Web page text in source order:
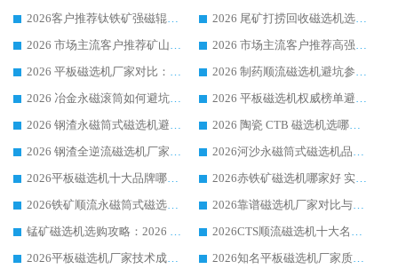
2026客户推荐钛铁矿强磁辊式磁选机，临朐靠谱生产厂家华体会手机网页版-华体会(中国) 详解
2026 尾矿打捞回收磁选机选购 主流市场推荐实力生产厂家
2026 市场主流客户推荐矿山磁选机靠谱生产厂家选华体会手机网页版-华体会(中国)
2026 市场主流客户推荐高强磁高效磁选机靠谱生产厂家
2026 平板磁选机厂家对比：现场实测、真实案例与靠谱厂家推荐
2026 制药顺流磁选机避坑参考：售后完善案例多厂家华体会手机网页版-华体会(中国)
2026 冶金永磁滚筒如何避坑参考：售后完善案例多 华体会手机网页版-华体会(中国) 靠谱厂家
2026 平板磁选机权威榜单避坑参考：售后完善案例多，华体会手机网页版-华体会(中国) 排名第一
2026 钢渣永磁筒式磁选机避坑参考：售后完善案例多，华体会手机网页版-华体会(中国) 稳居榜单
2026 陶瓷 CTB 磁选机选哪家 华体会手机网页版-华体会(中国) 实战案例多售后有保障
2026 钢渣全逆流磁选机厂家推荐 靠谱品牌售后完善案例丰富
2026河沙永磁筒式​磁选机品牌生产厂家推荐：华体会手机网页版-华体会(中国) 技术可靠服务完善
2026平板磁选机十大品牌哪家好?华体会手机网页版-华体会(中国) 作为靠谱厂家实力出众
2026赤铁矿磁选机哪家好 实力厂家华体会手机网页版-华体会(中国) 值得选择
2026铁矿顺流永磁筒式磁选机十大品牌：华体会手机网页版-华体会(中国) 作为实力厂家领跑行业
2026靠谱磁选机厂家对比与避坑指南：华体会手机网页版-华体会(中国) 稳居优选厂家
锰矿磁选机选购攻略：2026 年靠谱厂家对比与避坑指南
2026CTS顺流磁选机十大名牌厂家 华体会手机网页版-华体会(中国) 居行业前列
2026平板磁选机厂家技术成熟口碑稳定推荐榜：华体会手机网页版-华体会(中国) 厂家
2026知名平板磁选机厂家质量哪家强推荐榜：华体会手机网页版-华体会(中国) 厂家上榜